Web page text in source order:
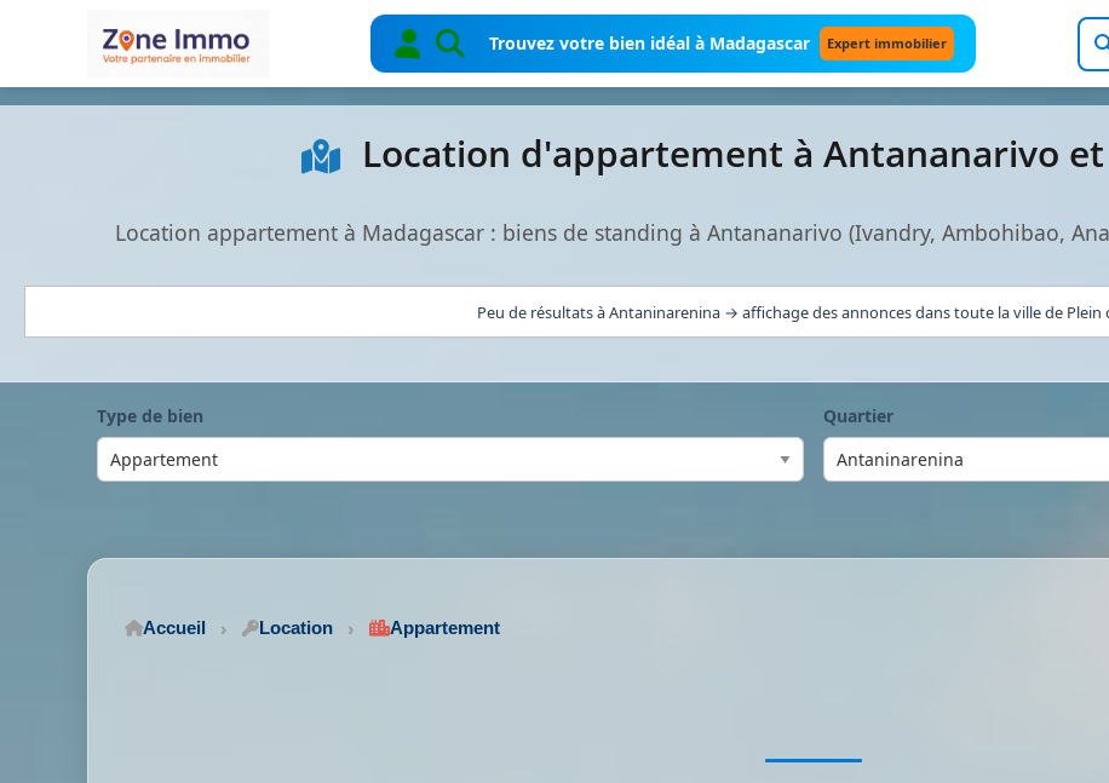
Trouvez votre bien idéal à Madagascar Expert immobilier
Location d'appartement à Antananarivo
Location appartement à Madagascar : biens de standing à Antananarivo (Ivandry, Ambohibao,
Peu de résultats à Antaninarenina → affichage des annonces dans toute la ville de Plein
Type de bien Quartier
Accueil Location Appartement